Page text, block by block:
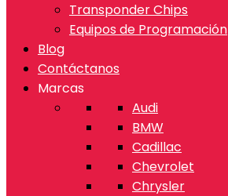
Transponder Chips
Equipos de Programación
Blog
Contáctanos
Marcas
Audi
BMW
Cadillac
Chevrolet
Chrysler